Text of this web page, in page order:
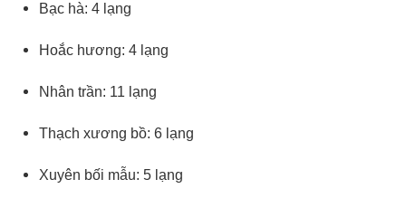
Bạc hà: 4 lạng
Hoắc hương: 4 lạng
Nhân trần: 11 lạng
Thạch xương bồ: 6 lạng
Xuyên bối mẫu: 5 lạng